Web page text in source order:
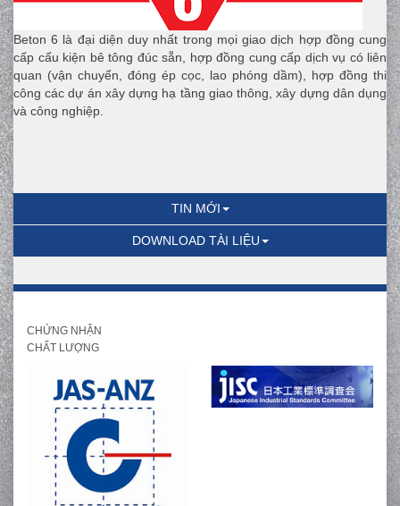
Beton 6 là đại diện duy nhất trong mọi giao dịch hợp đồng cung
cấp cấu kiện bê tông đúc sẵn, hợp đồng cung cấp dịch vụ có liên
quan (vận chuyển, đóng ép cọc, lao phóng dầm), hợp đồng thi
công các dự án xây dựng hạ tầng giao thông, xây dựng dân dụng
và công nghiệp.
TIN MỚI
DOWNLOAD TÀI LIỆU
CHỨNG NHẬN
CHẤT LƯỢNG